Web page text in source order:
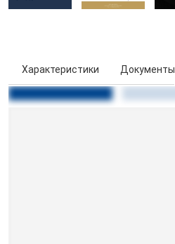
Характеристики Документы